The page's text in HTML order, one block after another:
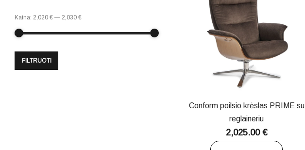
Conform poilsio krėslas PRIME su
reglaineriu
2,025.00 €
FILTRUOTI
Kaina: 2,020 € — 2,030 €